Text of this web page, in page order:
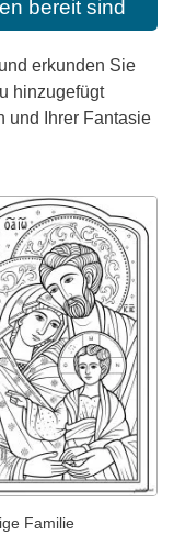
bereit sind
erkunden Sie
hinzugefügt
und Ihrer Fantasie
Familie